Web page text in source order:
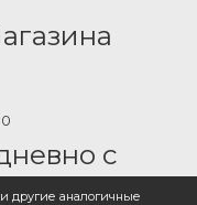
другие аналогичные
с